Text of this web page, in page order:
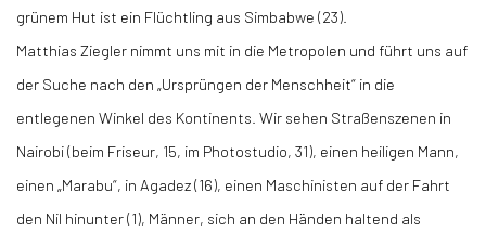
grünem Hut ist ein Flüchtling aus Simbabwe (23).
Matthias Ziegler nimmt uns mit in die Metropolen und führt uns auf
der Suche nach den „Ursprüngen der Menschheit“ in die
entlegenen Winkel des Kontinents. Wir sehen Straßenszenen in
Nairobi (beim Friseur, 15, im Photostudio, 31), einen heiligen Mann,
einen „Marabu“, in Agadez (16), einen Maschinisten auf der Fahrt
den Nil hinunter (1), Männer, sich an den Händen haltend als